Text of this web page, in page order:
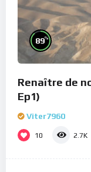
89%
Renaître de
Ep1)
Viter7960
10 2.7K